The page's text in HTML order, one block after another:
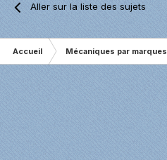
Aller sur la liste des sujets
Accueil Mécaniques par marques